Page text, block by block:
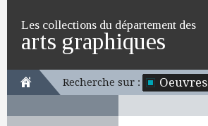
Les collections du département des
arts graphiques
Recherche sur : Oeuvres